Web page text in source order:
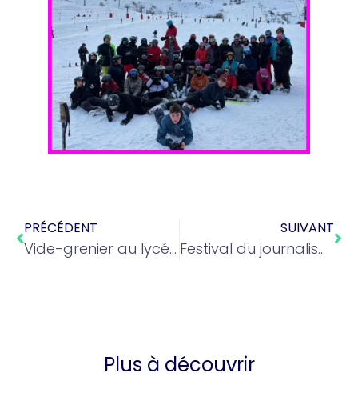
PRÉCÉDENT
Vide-grenier au lycée le 22 mars 2026
SUIVANT
Festival du journalisme sportif
Plus à découvrir